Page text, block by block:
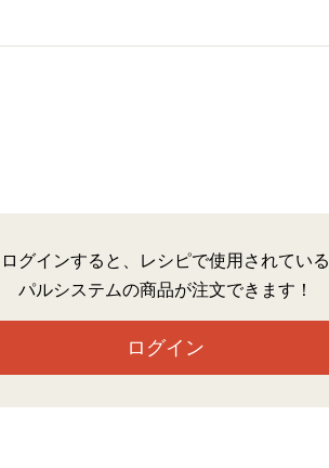
ログインすると、レシピで使用されている
パルシステムの商品が注文できます！
ログイン